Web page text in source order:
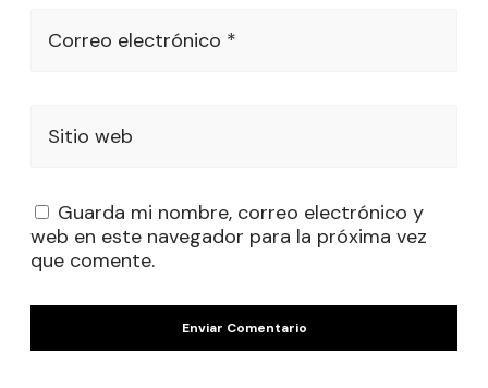
Correo electrónico *
Sitio web
Guarda mi nombre, correo electrónico y
web en este navegador para la próxima vez
que comente.